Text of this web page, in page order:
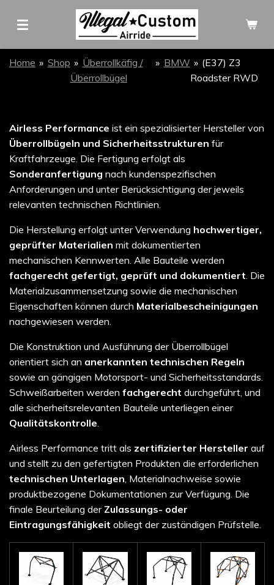
Hauptinhalt
Home » Shop » Überrollkäfig /
Überrollbügel
» BMW » (E37) Z3
Roadster RWD
Airless Performance ist ein spezialisierter Hersteller von
Überrollbügeln und Sicherheitsstrukturen für
Kraftfahrzeuge. Die Fertigung erfolgt als
Sonderanfertigung nach kundenspezifischen
Anforderungen und unter Berücksichtigung der jeweils
relevanten technischen Richtlinien.
Die Herstellung erfolgt unter Verwendung hochwertiger,
geprüfter Materialien mit dokumentierten
mechanischen Kennwerten. Alle Bauteile werden
fachgerecht gefertigt, geprüft und dokumentiert. Die
Materialzusammensetzung sowie die mechanischen
Eigenschaften können durch Materialbescheinigungen
nachgewiesen werden.
Die Konstruktion und Ausführung der Überrollbügel
orientiert sich an anerkannten technischen Regeln
sowie an gängigen Motorsport- und Sicherheitsstandards.
Schweißarbeiten werden fachgerecht durchgeführt, und
alle sicherheitsrelevanten Bauteile unterliegen einer
Qualitätskontrolle.
Airless Performance tritt als zertifizierter Hersteller auf
und stellt zu den gefertigten Produkten die erforderlichen
technischen Unterlagen, Materialnachweise sowie
produktbezogene Dokumentationen zur Verfügung. Die
finale Beurteilung der Zulassungs- oder
Eintragungsfähigkeit obliegt der zuständigen Prüfstelle.